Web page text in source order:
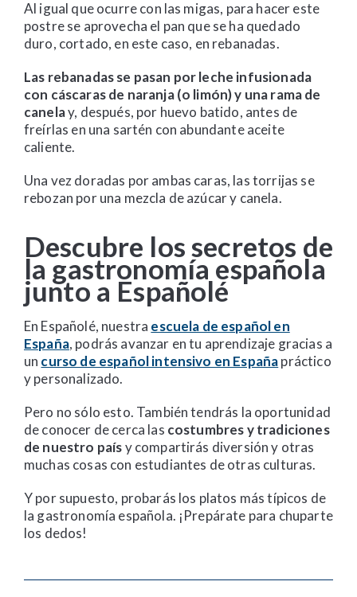
Al igual que ocurre con las migas, para hacer este
postre se aprovecha el pan que se ha quedado
duro, cortado, en este caso, en rebanadas.
Las rebanadas se pasan por leche infusionada
con cáscaras de naranja (o limón) y una rama de
canelay, después, por huevo batido, antes de
freírlas en una sartén con abundante aceite
caliente.
Una vez doradas por ambas caras, las torrijas se
rebozan por una mezcla de azúcar y canela.
Descubre los secretos de
la gastronomía española
junto a Españolé
En Españolé, nuestra escuela de español en
España, podrás avanzar en tu aprendizaje gracias a
un curso de español intensivo en Españapráctico
y personalizado.
Pero no sólo esto. También tendrás la oportunidad
de conocer de cerca las costumbres y tradiciones
de nuestro paísy compartirás diversión y otras
muchas cosas con estudiantes de otras culturas.
Y por supuesto, probarás los platos más típicos de
la gastronomía española. ¡Prepárate para chuparte
los dedos!